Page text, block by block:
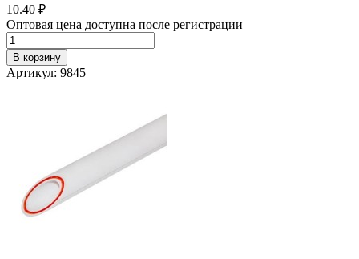
10.40 ₽
Оптовая цена доступна после регистрации
В корзину
Артикул: 9845